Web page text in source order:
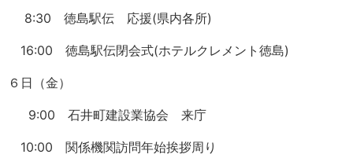
8:30 徳島駅伝 応援(県内各所)
16:00 徳島駅伝閉会式(ホテルクレメント徳島)
６日（金）
9:00 石井町建設業協会 来庁
10:00 関係機関訪問年始挨拶周り